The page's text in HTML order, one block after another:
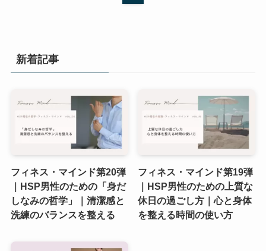
新着記事
フィネス・マインド第20弾
｜HSP男性のための「身だ
しなみの哲学」｜清潔感と
洗練のバランスを整える
フィネス・マインド第19弾
｜HSP男性のための上質な
休日の過ごし方｜心と身体
を整える時間の使い方